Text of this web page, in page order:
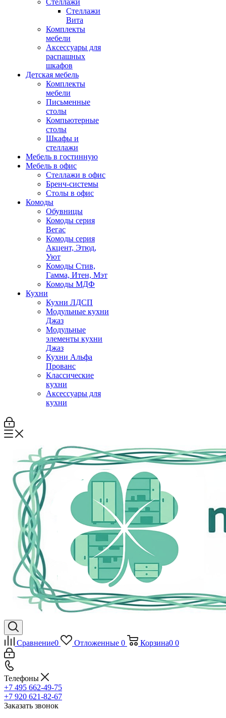
Стеллажи
Стеллажи
Вита
Комплекты
мебели
Аксессуары для
распашных
шкафов
Детская мебель
Комплекты
мебели
Письменные
столы
Компьютерные
столы
Шкафы и
стеллажи
Мебель в гостинную
Мебель в офис
Стеллажи в офис
Бренч-системы
Столы в офис
Комоды
Обувницы
Комоды серия
Вегас
Комоды серия
Акцент, Этюд,
Уют
Комоды Стив,
Гамма, Итен, Мэт
Комоды МДФ
Кухни
Кухни ЛДСП
Модульные кухни
Джаз
Модульные
элементы кухни
Джаз
Кухни Альфа
Прованс
Классические
кухни
Аксессуары для
кухни
Сравнение0 Отложенные 0 Корзина0 0
Телефоны
+7 495 662-49-75
+7 920 621-82-67
Заказать звонок